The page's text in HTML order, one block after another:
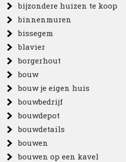
bijzondere huizen te koop
binnenmuren
bissegem
blavier
borgerhout
bouw
bouw je eigen huis
bouwbedrijf
bouwdepot
bouwdetails
bouwen
bouwen op een kavel